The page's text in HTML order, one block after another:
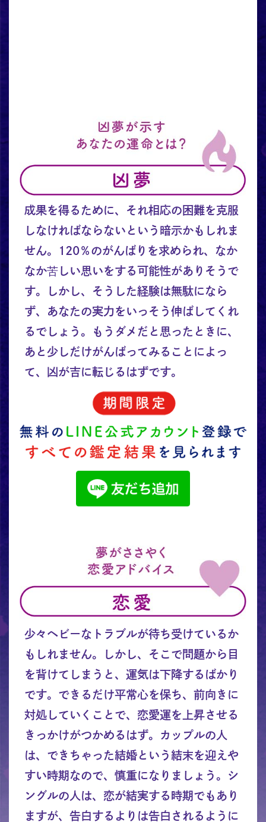
成果を得るために、それ相応の困難を克服
しなければならないという暗示かもしれま
せん。120％のがんばりを求められ、なか
なか苦しい思いをする可能性がありそうで
す。しかし、そうした経験は無駄になら
ず、あなたの実力をいっそう伸ばしてくれ
るでしょう。もうダメだと思ったときに、
あと少しだけがんばってみることによっ
て、凶が吉に転じるはずです。
少々ヘビーなトラブルが待ち受けているか
もしれません。しかし、そこで問題から目
を背けてしまうと、運気は下降するばかり
です。できるだけ平常心を保ち、前向きに
対処していくことで、恋愛運を上昇させる
きっかけがつかめるはず。カップルの人
は、できちゃった結婚という結末を迎えや
すい時期なので、慎重になりましょう。シ
ングルの人は、恋が結実する時期でもあり
ますが、告白するよりは告白されるように